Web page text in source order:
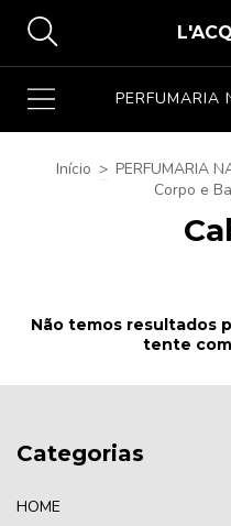
PERFUMARIA
Início > PERFUMARIA
Corpo e
Não temos resultados
tente
Categorias
HOME